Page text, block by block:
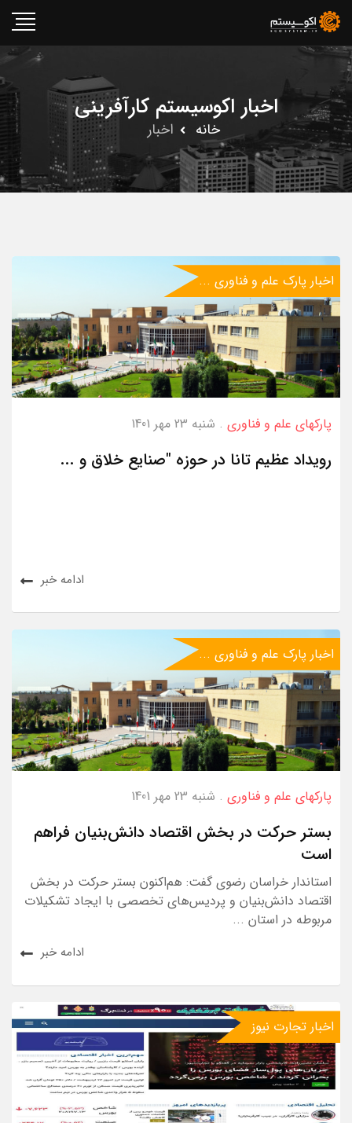
اخبار اکوسیستم کارآفرینی
خانه اخبار
اخبار پارک علم و فناوری ...
پارکهای علم و فناوری. شنبه 23 مهر 1401
رویداد عظیم تانا در حوزه "صنایع خلاق و ...
ادامه خبر
اخبار پارک علم و فناوری ...
پارکهای علم و فناوری. شنبه 23 مهر 1401
بستر حرکت در بخش اقتصاد دانش‌بنیان فراهم
است
استاندار خراسان رضوی گفت: هم‌اکنون بستر حرکت در بخش
اقتصاد دانش‌بنیان و پردیس‌های تخصصی با ایجاد تشکیلات
مربوطه در استان ...
ادامه خبر
اخبار تجارت نیوز